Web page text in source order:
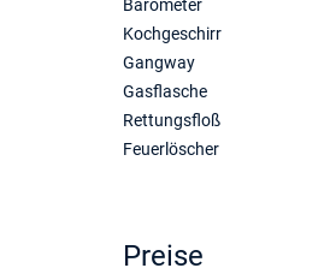
Barometer
Kochgeschirr
Gangway
Gasflasche
Rettungsfloß
Feuerlöscher
Preise